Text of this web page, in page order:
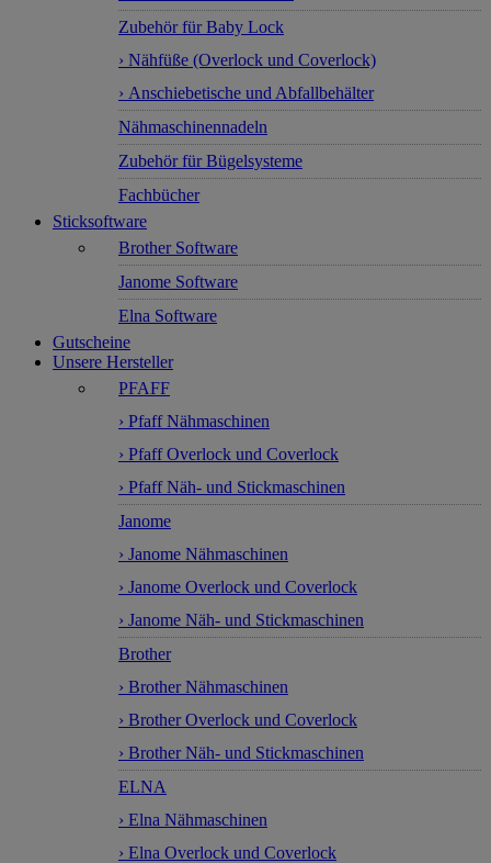
Zubehör für Baby Lock
› Nähfüße (Overlock und Coverlock)
› Anschiebetische und Abfallbehälter
Nähmaschinennadeln
Zubehör für Bügelsysteme
Fachbücher
Sticksoftware
Brother Software
Janome Software
Elna Software
Gutscheine
Unsere Hersteller
PFAFF
› Pfaff Nähmaschinen
› Pfaff Overlock und Coverlock
› Pfaff Näh- und Stickmaschinen
Janome
› Janome Nähmaschinen
› Janome Overlock und Coverlock
› Janome Näh- und Stickmaschinen
Brother
› Brother Nähmaschinen
› Brother Overlock und Coverlock
› Brother Näh- und Stickmaschinen
ELNA
› Elna Nähmaschinen
› Elna Overlock und Coverlock